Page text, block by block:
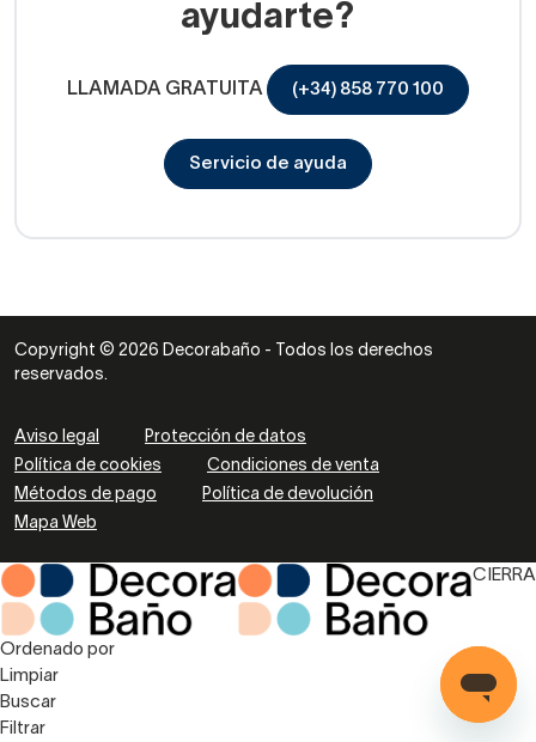
ayudarte?
LLAMADA GRATUITA (+34) 858 770 100
Servicio de ayuda
Copyright © 2026 Decorabaño - Todos los derechos
reservados.
Aviso legal
Protección de datos
Política de cookies
Condiciones de venta
Métodos de pago
Política de devolución
Mapa Web
CIERRA
Ordenado por
Limpiar
Buscar
Filtrar